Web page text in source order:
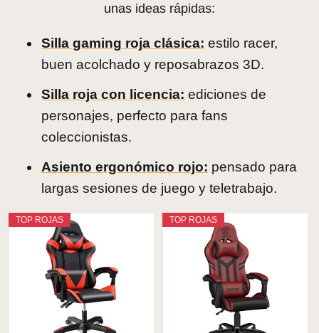
unas ideas rápidas:
Silla gaming roja clásica: estilo racer,
buen acolchado y reposabrazos 3D.
Silla roja con licencia: ediciones de
personajes, perfecto para fans
coleccionistas.
Asiento ergonómico rojo: pensado para
largas sesiones de juego y teletrabajo.
TOP ROJAS TOP ROJAS